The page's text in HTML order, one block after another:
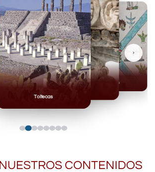
Toltecas
Mexicas
›
CONTENIDOS